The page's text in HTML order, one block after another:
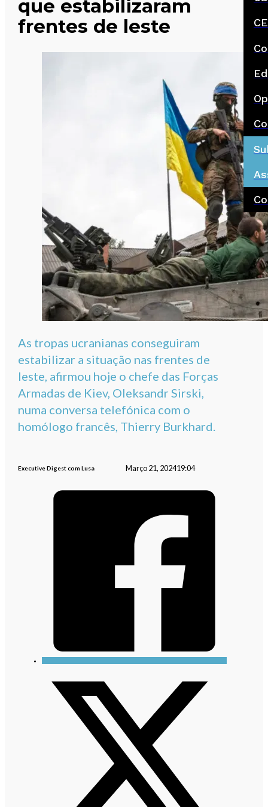
que estabilizaram
frentes de leste
As tropas ucranianas conseguiram
estabilizar a situação nas frentes de
leste, afirmou hoje o chefe das Forças
Armadas de Kiev, Oleksandr Sirski,
numa conversa telefónica com o
homólogo francês, Thierry Burkhard.
Executive Digest com Lusa Março 21, 202419:04